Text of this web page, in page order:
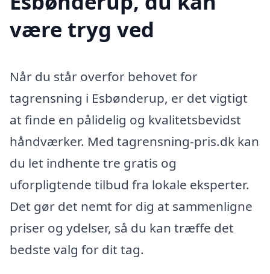
være tryg ved
Når du står overfor behovet for
tagrensning i Esbønderup, er det vigtigt
at finde en pålidelig og kvalitetsbevidst
håndværker. Med tagrensning-pris.dk kan
du let indhente tre gratis og
uforpligtende tilbud fra lokale eksperter.
Det gør det nemt for dig at sammenligne
priser og ydelser, så du kan træffe det
bedste valg for dit tag.